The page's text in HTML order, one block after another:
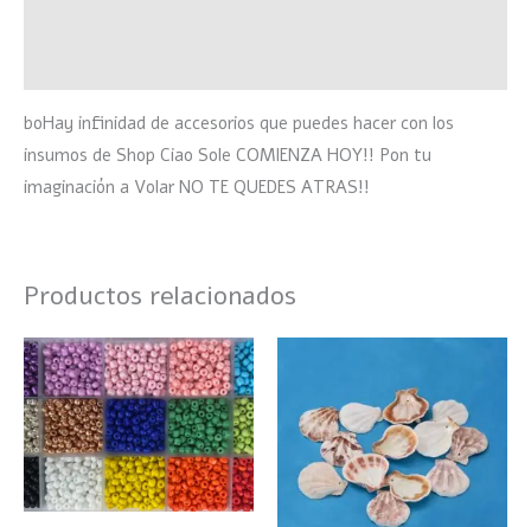
boHay infinidad de accesorios que puedes hacer con los
insumos de Shop Ciao Sole COMIENZA HOY!! Pon tu
imaginación a Volar NO TE QUEDES ATRAS!!
Productos relacionados
Este
producto
tiene
múltiples
variantes.
Las